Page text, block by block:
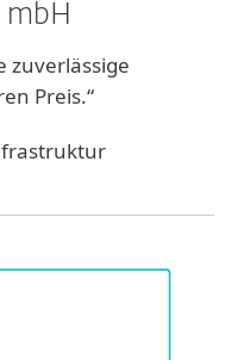
zuverlässige
Preis.“